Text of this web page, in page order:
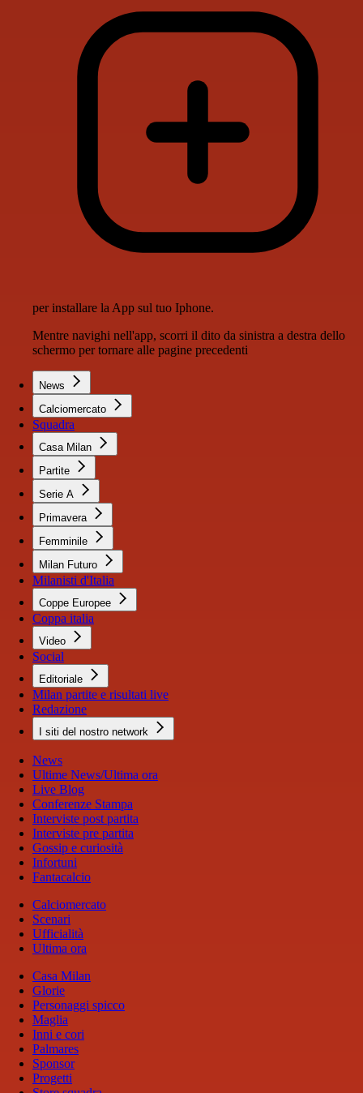
per installare la App sul tuo Iphone.
Mentre navighi nell'app, scorri il dito da sinistra a destra dello
schermo per tornare alle pagine precedenti
News
Calciomercato
Squadra
Casa Milan
Partite
Serie A
Primavera
Femminile
Milan Futuro
Milanisti d'Italia
Coppe Europee
Coppa italia
Video
Social
Editoriale
Milan partite e risultati live
Redazione
I siti del nostro network
News
Ultime News/Ultima ora
Live Blog
Conferenze Stampa
Interviste post partita
Interviste pre partita
Gossip e curiosità
Infortuni
Fantacalcio
Calciomercato
Scenari
Ufficialità
Ultima ora
Casa Milan
Glorie
Personaggi spicco
Maglia
Inni e cori
Palmares
Sponsor
Progetti